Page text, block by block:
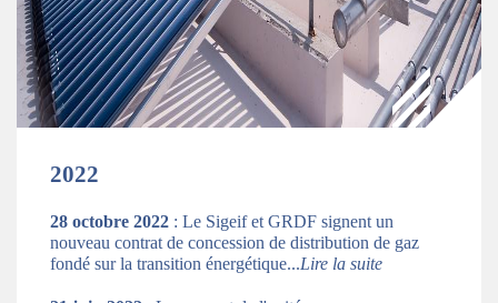
2022
28 octobre 2022 : Le Sigeif et GRDF signent un
nouveau contrat de concession de distribution de gaz
fondé sur la transition énergétique...Lire la suite